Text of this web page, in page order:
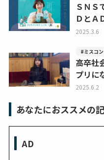
ＳＮＳ
ＤとＡ
2025.3.6
#ミスコン
高卒社
プリに
2025.6.2
あなたにおススメの
AD